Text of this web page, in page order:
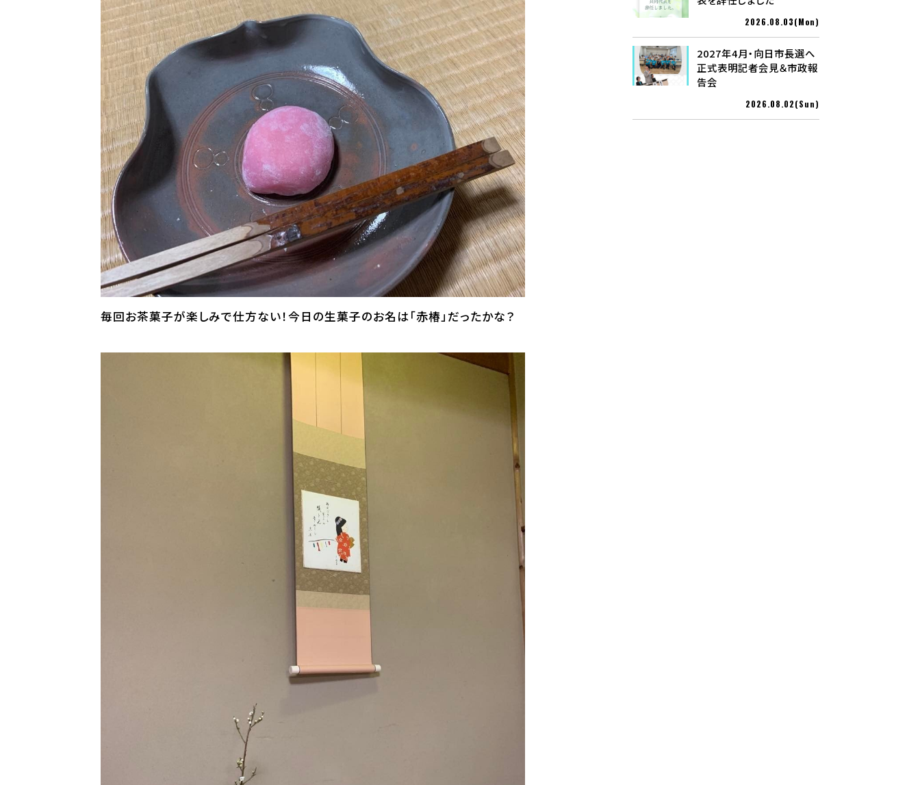
毎回お茶菓子が楽しみで仕方ない！今日の生菓子のお名は「赤椿」だったかな？
2026.08.03(Mon)
2027年4月・向日市長選へ
正式表明記者会見＆市政報
告会
2026.08.02(Sun)